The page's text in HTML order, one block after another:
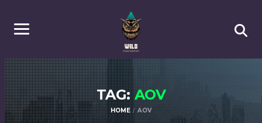
TAG: AOV
HOME AOV